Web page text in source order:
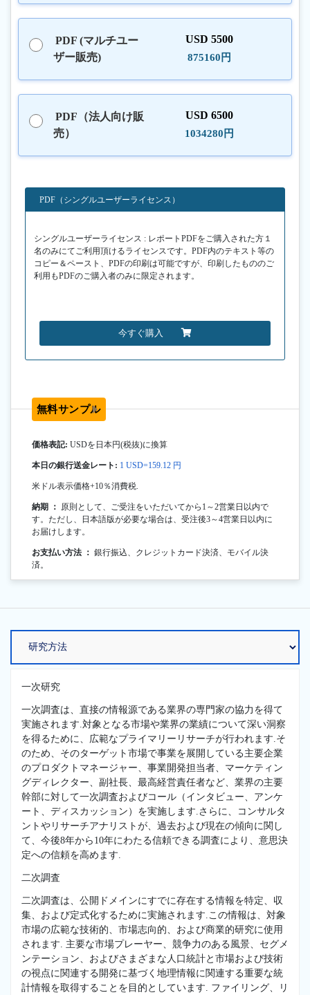
PDF (マルチユー
ザー販売)
USD 5500
875160円
PDF（法人向け販
売）
USD 6500
1034280円
PDF（シングルユーザーライセンス）
シングルユーザーライセンス : レポートPDFをご購入された方１
名のみにてご利用頂けるライセンスです。PDF内のテキスト等の
コピー＆ペースト、PDFの印刷は可能ですが、印刷したもののご
利用もPDFのご購入者のみに限定されます。
今すぐ購入
無料サンプル
価格表記: USDを日本円(税抜)に換算
本日の銀行送金レート: 1 USD=159.12 円
米ドル表示価格+10％消費税.
納期 ： 原則として、ご受注をいただいてから1～2営業日以内で
す。ただし、日本語版が必要な場合は、受注後3～4営業日以内に
お届けします。
お支払い方法 ： 銀行振込、クレジットカード決済、モバイル決
済。
一次研究
一次調査は、直接の情報源である業界の専門家の協力を得て
実施されます.対象となる市場や業界の業績について深い洞察
を得るために、広範なプライマリーリサーチが行われます.そ
のため、そのターゲット市場で事業を展開している主要企業
のプロダクトマネージャー、事業開発担当者、マーケティン
グディレクター、副社長、最高経営責任者など、業界の主要
幹部に対して一次調査およびコール（インタビュー、アンケ
ート、ディスカッション）を実施します.さらに、コンサルタ
ントやリサーチアナリストが、過去および現在の傾向に関し
て、今後8年から10年にわたる信頼できる調査により、意思決
定への信頼を高めます.
二次調査
二次調査は、公開ドメインにすでに存在する情報を特定、収
集、および定式化するために実施されます.この情報は、対象
市場の広範な技術的、市場志向的、および商業的研究に使用
されます. 主要な市場プレーヤー、競争力のある風景、セグメ
ンテーション、およびさまざまな人口統計と市場および技術
の視点に関連する開発に基づく地理情報に関連する重要な統
計情報を取得することを目的としています. ファイリング、リ